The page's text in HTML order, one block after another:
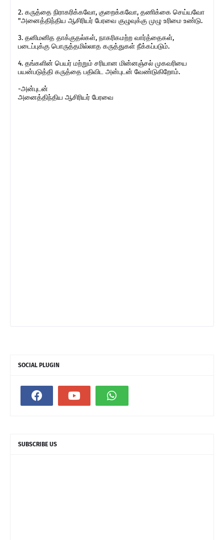
2. கருத்தை நிராகரிக்கவோ, குறைக்கவோ, தணிக்கை செய்யவோ
"அனைத்திந்திய ஆசிரியர் பேரவை குழுவுக்கு முழு உரிமை உண்டு.
3. தனிமனித தாக்குதல்கள், நாகரிகமற்ற வார்த்தைகள்,
படைப்புக்கு பொருத்தமில்லாத கருத்துகள் நீக்கப்படும்.
4. தங்களின் பெயர் மற்றும் சரியான மின்னஞ்சல் முகவரியை
பயன்படுத்தி கருத்தை பதிவிட அன்புடன் வேண்டுகிறோம்.
-அன்புடன்
அனைத்திந்திய ஆசிரியர் பேரவை
SOCIAL PLUGIN
SUBSCRIBE US